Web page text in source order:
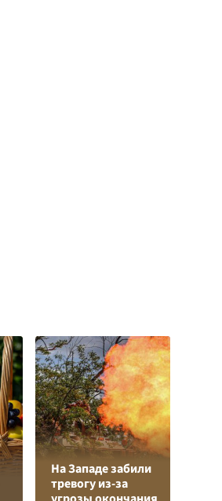
На Западе забили
тревогу из-за